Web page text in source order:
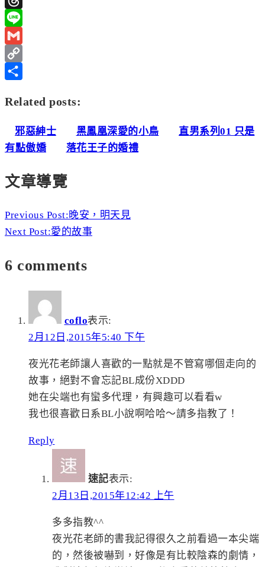
Threads
Line
Gmail
Copy
享
Related posts:
邪惡紳士 黑鳳凰深愛的小鳥
直男系列01 只是
有點傲嬌
落花王子的婚禮
文章導覽
Previous Post:晚安，明天見
Next Post:愛的故事
6 comments
coflo表示:
2月12日,2015年5:40 下午
夜光花老師讓人喜歡的一點就是不管寫哪個走向的
故事，絕對不會忘記BL成份XDDD
她在尖端也有蠻多代理，有興趣可以看看w
我也很喜歡日系BL小說啊哈哈～請多指教了！
Reply
速記表示:
2月13日,2015年12:42 上午
多多指教^^
夜光花老師的書我記得很久之前看過一本尖端
的，然後被嚇到，好像是有比較陰森的劇情，